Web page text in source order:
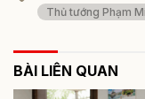
Thủ tướng Phạm
BÀI LIÊN QUAN